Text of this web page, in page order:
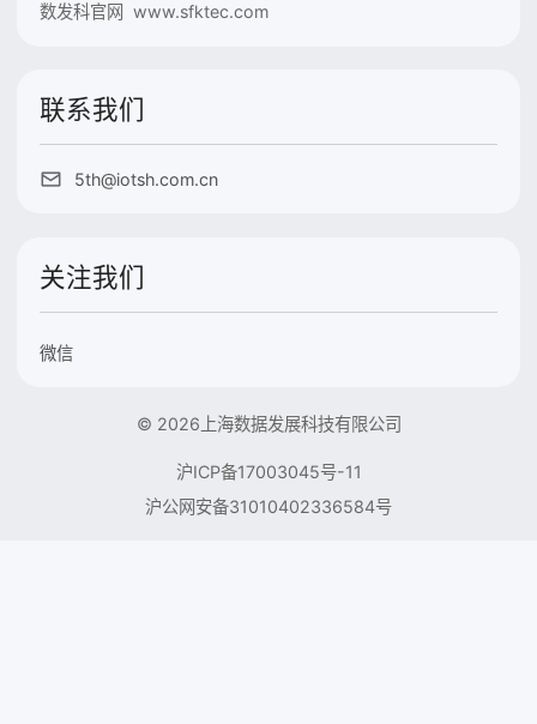
数发科官网 www.sfktec.com
联系我们
5th@iotsh.com.cn
关注我们
微信
© 2026上海数据发展科技有限公司
沪ICP备17003045号-11
沪公网安备31010402336584号